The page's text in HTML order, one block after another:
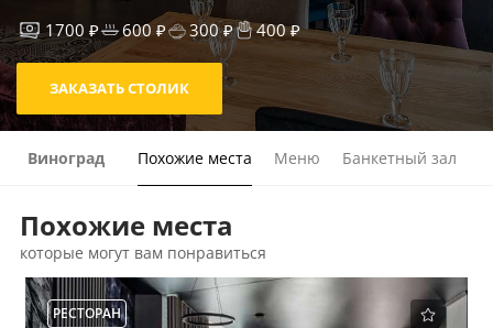
1700 ₽ 600 ₽ 300 ₽ 400 ₽
ЗАКАЗАТЬ СТОЛИК
Виноград Похожие места Меню Банкетный зал
Похожие места
которые могут вам понравиться
РЕСТОРАН